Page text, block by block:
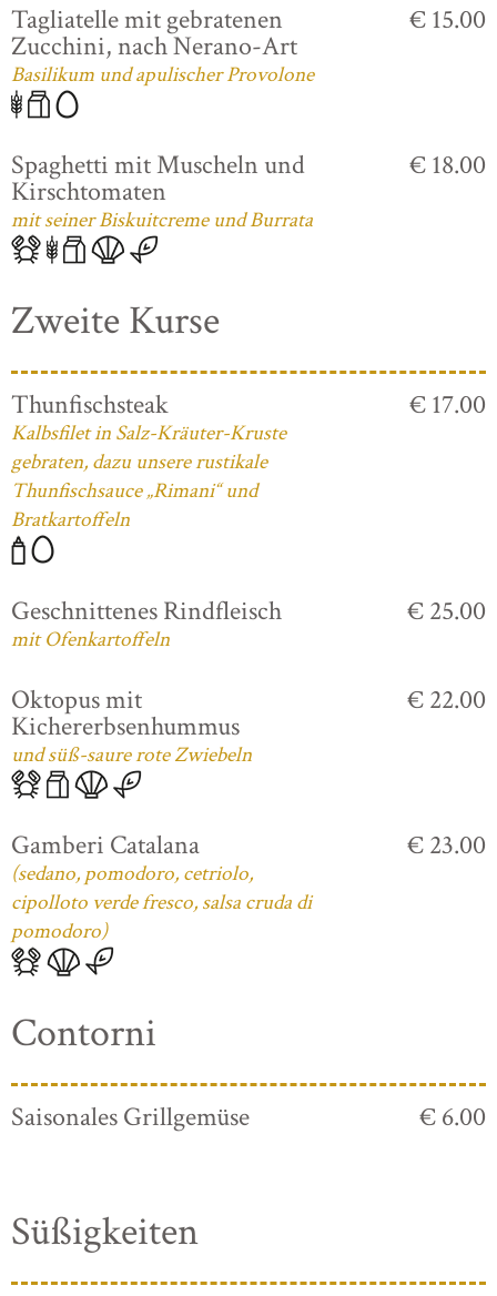
Tagliatelle mit gebratenen
Zucchini, nach Nerano-Art
Basilikum und apulischer Provolone
€ 15.00
Spaghetti mit Muscheln und
Kirschtomaten
mit seiner Biskuitcreme und Burrata
€ 18.00
Zweite Kurse
Thunfischsteak
Kalbsfilet in Salz-Kräuter-Kruste
gebraten, dazu unsere rustikale
Thunfischsauce „Rimani“ und
Bratkartoffeln
€ 17.00
Geschnittenes Rindfleisch
mit Ofenkartoffeln
€ 25.00
Oktopus mit
Kichererbsenhummus
und süß-saure rote Zwiebeln
€ 22.00
Gamberi Catalana
(sedano, pomodoro, cetriolo,
cipolloto verde fresco, salsa cruda di
pomodoro)
€ 23.00
Contorni
Saisonales Grillgemüse € 6.00
Süßigkeiten